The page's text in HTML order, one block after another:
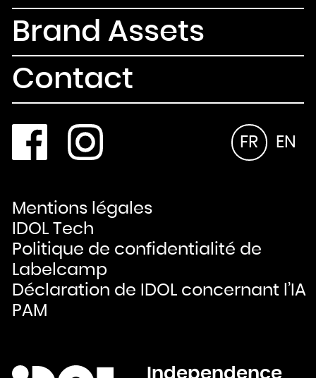
Brand Assets
Contact
FR EN
Mentions légales
IDOL Tech
Politique de confidentialité de
Labelcamp
Déclaration de IDOL concernant l’IA
PAM
Independence